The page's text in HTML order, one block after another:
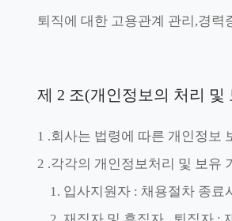
퇴직에 대한 고용관계 관리,경
제 2 조(개인정보의 처리 및
1 .회사는 법령에 따른 개인정보
2 .각각의 개인정보처리 및 보유
1. 입사지원자 : 채용절차 종료